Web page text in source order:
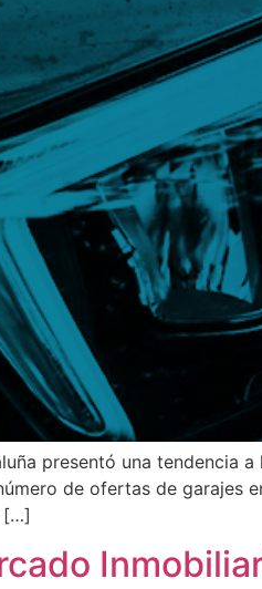
presentó una tendencia
de ofertas de garajes
[…]